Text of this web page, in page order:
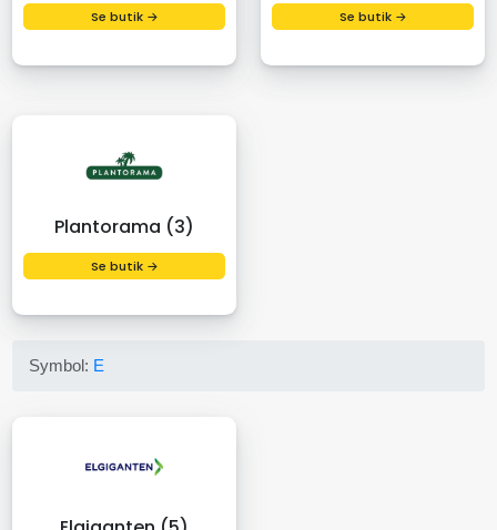
Se butik → Se butik →
Plantorama (3)
Se butik →
Symbol: E